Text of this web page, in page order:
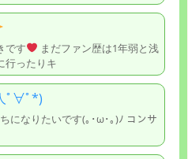
です
まだファン歴は1年弱と浅
行ったりキ
ﾟ∀ﾟ*)
になりたいです(｡･ω･｡)ﾉ コンサ